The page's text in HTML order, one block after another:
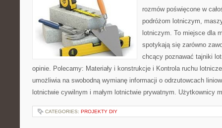
rozmów poświęcone w
podróżom lotniczym,
lotniczym. To miejsce dla
spotykają się zarówno
chcący poznawać tajniki
opinie. Polecamy: Materiały i konstrukcje i Kontrola ruchu
umożliwia na swobodną wymianę informacji o odrzutowcach
lotnictwie cywilnym i małym lotnictwie prywatnym. Użytkownicy
CATEGORIES: PROJEKTY DIY